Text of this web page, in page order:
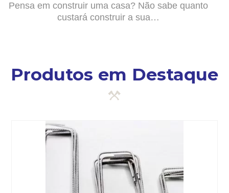
Pensa em construir uma casa? Não sabe quanto
custará construir a sua…
Produtos em Destaque